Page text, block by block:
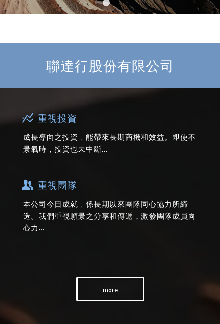
1 2
聯達行股份有限公司
重視投資
成長導向之投資，能帶來長期商機和效益。即使不
景氣時，投資也未中斷…
重視團隊
本公司今日成就，係長期以來團隊同心協力所締
造。我們重視願景之分享和傳遞，激發團隊成員向
心力…
more